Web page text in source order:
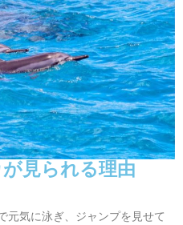
見られる理由
元気に泳ぎ、ジャンプを見せて